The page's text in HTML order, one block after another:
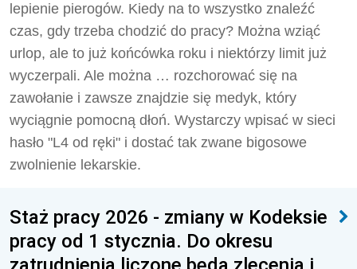
lepienie pierogów. Kiedy na to wszystko znaleźć
czas, gdy trzeba chodzić do pracy? Można wziąć
urlop, ale to już końcówka roku i niektórzy limit już
wyczerpali. Ale można … rozchorować się na
zawołanie i zawsze znajdzie się medyk, który
wyciągnie pomocną dłoń. Wystarczy wpisać w sieci
hasło "L4 od ręki" i dostać tak zwane bigosowe
zwolnienie lekarskie.
Staż pracy 2026 - zmiany w Kodeksie
pracy od 1 stycznia. Do okresu